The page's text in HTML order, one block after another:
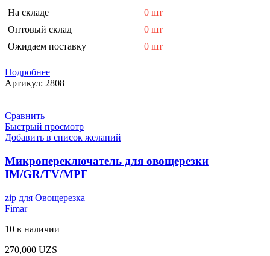
На складе
0 шт
Оптовый склад
0 шт
Ожидаем поставку
0 шт
Подробнее
Артикул: 2808
Сравнить
Быстрый просмотр
Добавить в список желаний
Микропереключатель для овощерезки
IM/GR/TV/MPF
zip для Овощерезка
Fimar
10 в наличии
270,000 UZS